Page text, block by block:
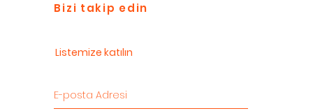
Bizi takip edin
Listemize katılın